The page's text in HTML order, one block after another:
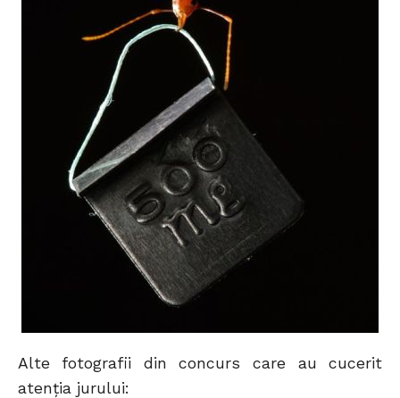
Alte fotografii din concurs care au cucerit
atenţia jurului: